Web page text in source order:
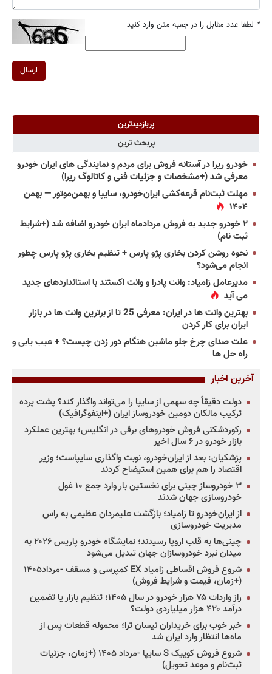
* لطفا عدد مقابل را در جعبه متن وارد کنید
ارسال
پربازدیدترین
پربحث ترین
خودرو ریرا در آستانه فروش برای مردم و نمایندگی های ایران خودرو
معرفی شد (+مشخصات و جزئیات فنی و کاتالوگ ریرا)
مهلت ثبت‌نام قرعه‌کشی ایران‌خودرو، سایپا و بهمن‌موتور — بهمن
۱۴۰۴
۲ خودرو جدید به فروش مردادماه ایران خودرو اضافه شد (+شرایط
ثبت نام)
نحوه روشن کردن بخاری پژو پارس + تنظیم بخاری پژو پارس چطور
انجام می‌شود؟
مدیرعامل زامیاد: وانت پادرا و وانت اکستند با استانداردهای جدید
می آید
بهترین وانت ها در ایران: معرفی 25 تا از برترین وانت ها در بازار
ایران برای کار کردن
علت صدای چرخ جلو ماشین هنگام دور زدن چیست؟ + عیب یابی و
راه حل ها
آخرین اخبار
دولت دقیقاً چه سهمی از سایپا را می‌تواند واگذار کند؟ پشت پرده
ترکیب مالکان دومین خودروساز ایران (+اینفوگرافیک)
رکوردشکنی فروش خودروهای برقی در انگلیس؛ بهترین عملکرد
بازار خودرو در ۶ سال اخیر
پزشکیان: بعد از ایران‌خودرو، نوبت واگذاری سایپاست؛ وزیر
اقتصاد را هم برای همین استیضاح کردند
۳ خودروساز چینی برای نخستین بار وارد جمع ۱۰ غول
خودروسازی جهان شدند
از ایران‌خودرو تا زامیاد؛ بازگشت علیمردان عظیمی به راس
مدیریت خودروسازی
چینی‌ها به قلب اروپا رسیدند؛ نمایشگاه خودرو پاریس ۲۰۲۶ به
میدان نبرد خودروسازان جهان تبدیل می‌شود
شروع فروش اقساطی زامیاد EX کمپرسی و مسقف -مرداد۱۴۰۵
(+زمان، قیمت و شرایط فروش)
راز واردات ۷۵ هزار خودرو در سال ۱۴۰۵؛ تنظیم بازار یا تضمین
درآمد ۴۲۰ هزار میلیاردی دولت؟
خبر خوب برای خریداران نیسان ترا؛ محموله قطعات پس از
ماه‌ها انتظار وارد ایران شد
شروع فروش کوییک S سایپا -مرداد ۱۴۰۵ (+زمان، جزئیات
ثبت‌نام و موعد تحویل)